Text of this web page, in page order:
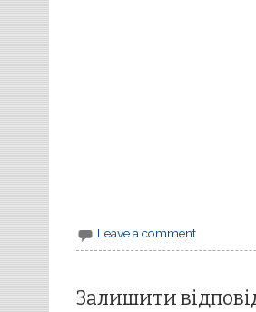
Leave a comment
Залишити